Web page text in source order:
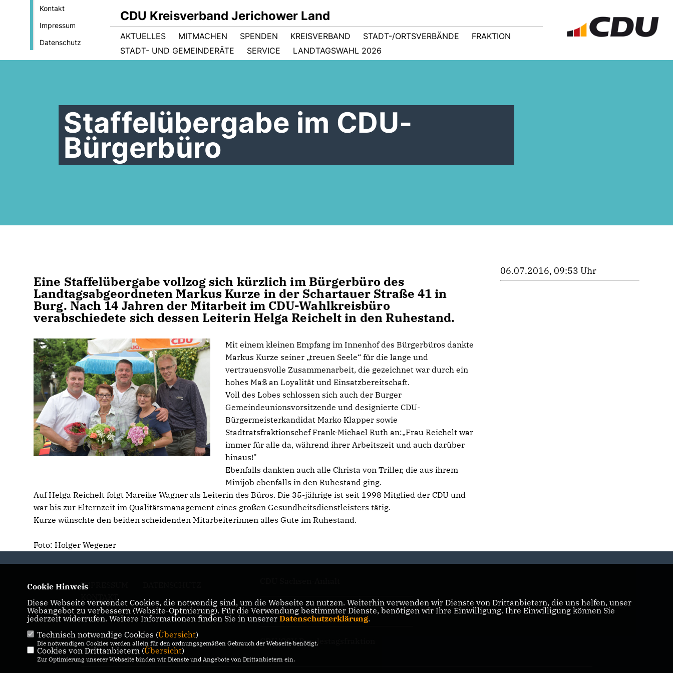
Kontakt
Impressum
Datenschutz
CDU Kreisverband Jerichower Land
AKTUELLES MITMACHEN SPENDEN KREISVERBAND STADT-/ORTSVERBÄNDE
FRAKTION
STADT- UND GEMEINDERÄTE
SERVICE LANDTAGSWAHL 2026
Staffelübergabe im CDU-
Bürgerbüro
Eine Staffelübergabe vollzog sich kürzlich im Bürgerbüro des
Landtagsabgeordneten Markus Kurze in der Schartauer Straße 41 in
Burg. Nach 14 Jahren der Mitarbeit im CDU-Wahlkreisbüro
verabschiedete sich dessen Leiterin Helga Reichelt in den Ruhestand.
Mit einem kleinen Empfang im Innenhof des Bürgerbüros dankte
Markus Kurze seiner „treuen Seele“ für die lange und
vertrauensvolle Zusammenarbeit, die gezeichnet war durch ein
hohes Maß an Loyalität und Einsatzbereitschaft.
Voll des Lobes schlossen sich auch der Burger
Gemeindeunionsvorsitzende und designierte CDU-
Bürgermeisterkandidat Marko Klapper sowie
Stadtratsfraktionschef Frank-Michael Ruth an:„Frau Reichelt war
immer für alle da, während ihrer Arbeitszeit und auch darüber
hinaus!"
Ebenfalls dankten auch alle Christa von Triller, die aus ihrem
Minijob ebenfalls in den Ruhestand ging.
Auf Helga Reichelt folgt Mareike Wagner als Leiterin des Büros. Die 35-jährige ist seit 1998 Mitglied der CDU und
war bis zur Elternzeit im Qualitätsmanagement eines großen Gesundheitsdienstleisters tätig.
Kurze wünschte den beiden scheidenden Mitarbeiterinnen alles Gute im Ruhestand.
Foto: Holger Wegener
06.07.2016, 09:53 Uhr
IMPRESSUM
KONTAKT
CDU Deutschlands
CDU/CSU Bundestagsfraktion
Cookie Hinweis
Diese Webseite verwendet Cookies, die notwendig sind, um die Webseite zu nutzen. Weiterhin verwenden wir Dienste von Drittanbietern, die uns helfen, unser
Webangebot zu verbessern (Website-Optmierung). Für die Verwendung bestimmter Dienste, benötigen wir Ihre Einwilligung. Ihre Einwilligung können Sie
jederzeit widerrufen. Weitere Informationen finden Sie in unserer Datenschutzerklärung.
Technisch notwendige Cookies (Übersicht)
Die notwendigen Cookies werden allein für den ordnungsgemäßen Gebrauch der Webseite benötigt.
Cookies von Drittanbietern (Übersicht)
Zur Optimierung unserer Webseite binden wir Dienste und Angebote von Drittanbietern ein.